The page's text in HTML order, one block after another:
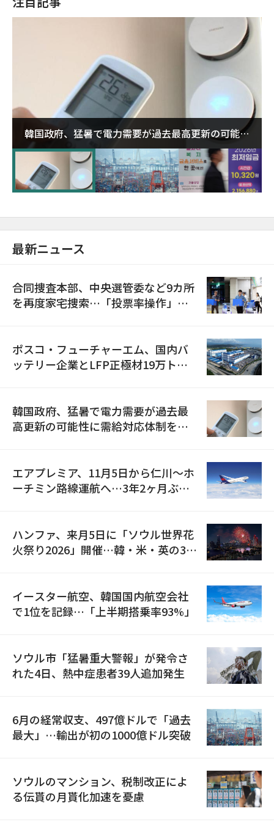
韓国政府、猛暑で電力需要が過去最高更新の可能性
に需給対応体制を点検
最新ニュース
合同捜査本部、中央選管委など9カ所
を再度家宅捜索…「投票率操作」の
ポスコ・フューチャーエム、国内バ
ッテリー企業とLFP正極材19万トン
韓国政府、猛暑で電力需要が過去最
高更新の可能性に需給対応体制を点
エアプレミア、11月5日から仁川〜ホ
ーチミン路線運航へ…3年2ヶ月ぶり
ハンファ、来月5日に「ソウル世界花
火祭り2026」開催…韓・米・英の3カ
イースター航空、韓国国内航空会社
で1位を記録…「上半期搭乗率93%」
ソウル市「猛暑重大警報」が発令さ
れた4日、熱中症患者39人追加発生
6月の経常収支、497億ドルで「過去
最大」…輸出が初の1000億ドル突破
ソウルのマンション、税制改正によ
る伝貰の月貰化加速を憂慮